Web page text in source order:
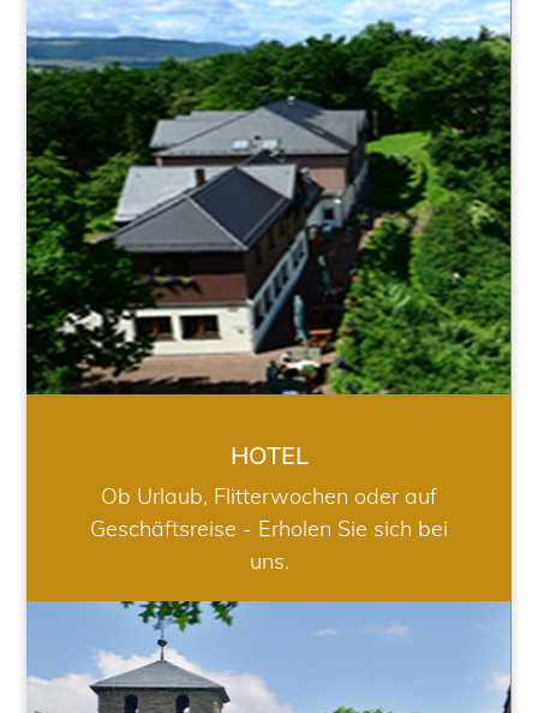
HOTEL
HOTEL
Ob Urlaub, Flitterwochen oder auf
Geschäftsreise - Erholen Sie sich bei
uns.